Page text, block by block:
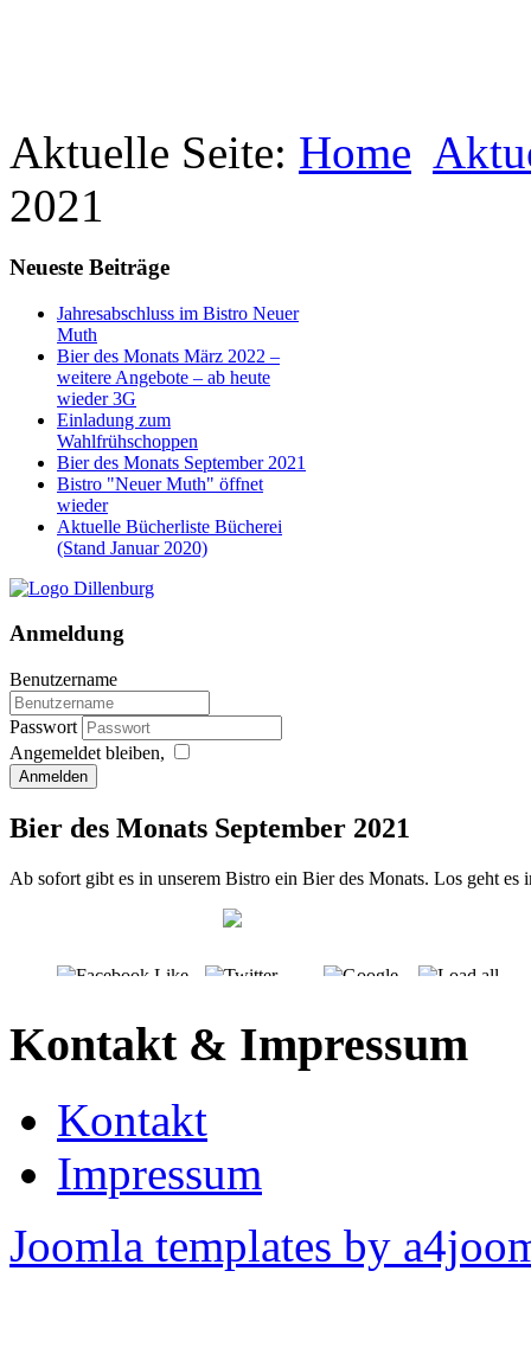
Aktuelle Seite: Home
2021
Neueste Beiträge
Jahresabschluss im Bistro Neuer
Muth
Bier des Monats März 2022 –
weitere Angebote – ab heute
wieder 3G
Einladung zum
Wahlfrühschoppen
Bier des Monats September 2021
Bistro "Neuer Muth" öffnet
wieder
Aktuelle Bücherliste Bücherei
(Stand Januar 2020)
Anmeldung
Benutzername
Passwort
Angemeldet bleiben,
Anmelden
Bier des Monats September 2021
Ab sofort gibt es in unserem Bistro ein Bier des Monats. Los geht es
Kontakt & Impressum
Kontakt
Impressum
Joomla templates by